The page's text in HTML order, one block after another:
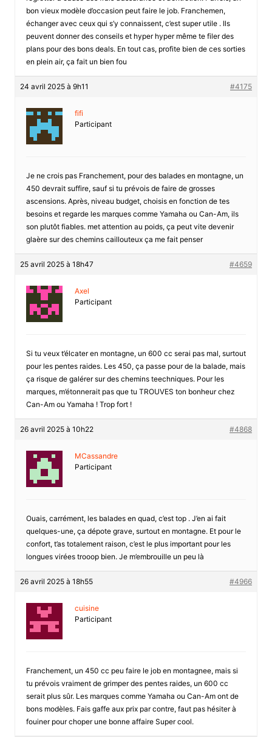
bon vieux modèle d’occasion peut faire le job. Franchemen,
échanger avec ceux qui s’y connaissent, c’est super utile . Ils
peuvent donner des conseils et hyper hyper même te filer des
plans pour des bons deals. En tout cas, profite bien de ces sorties
en plein air, ça fait un bien fou
24 avril 2025 à 9h11 #4175
fifi
Participant
Je ne crois pas Franchement, pour des balades en montagne, un
450 devrait suffire, sauf si tu prévois de faire de grosses
ascensions. Après, niveau budget, choisis en fonction de tes
besoins et regarde les marques comme Yamaha ou Can-Am, ils
son plutôt fiables. met attention au poids, ça peut vite devenir
glaère sur des chemins caillouteux ça me fait penser
25 avril 2025 à 18h47 #4659
Axel
Participant
Si tu veux t’élcater en montagne, un 600 cc serai pas mal, surtout
pour les pentes raides. Les 450, ça passe pour de la balade, mais
ça risque de galérer sur des chemins teechniques. Pour les
marques, m’étonnerait pas que tu TROUVES ton bonheur chez
Can-Am ou Yamaha ! Trop fort !
26 avril 2025 à 10h22 #4868
MCassandre
Participant
Ouais, carrément, les balades en quad, c’est top . J’en ai fait
quelques-une, ça dépote grave, surtout en montagne. Et pour le
confort, t’as totalement raison, c’est le plus important pour les
longues virées trooop bien. Je m’embrouille un peu là
26 avril 2025 à 18h55 #4966
cuisine
Participant
Franchement, un 450 cc peu faire le job en montagnee, mais si
tu prévois vraiment de grimper des pentes raides, un 600 cc
serait plus sûr. Les marques comme Yamaha ou Can-Am ont de
bons modèles. Fais gaffe aux prix par contre, faut pas hésiter à
fouiner pour choper une bonne affaire Super cool.